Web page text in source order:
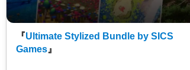
『Ultimate Stylized Bundle by SICS
Games』